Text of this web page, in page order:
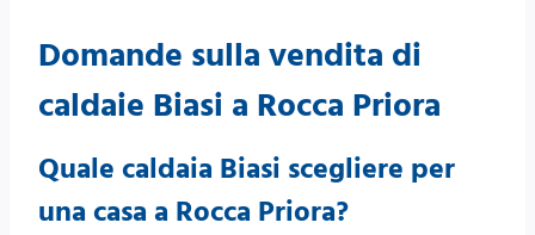
Domande sulla vendita di
caldaie Biasi a Rocca Priora
Quale caldaia Biasi scegliere per
una casa a Rocca Priora?